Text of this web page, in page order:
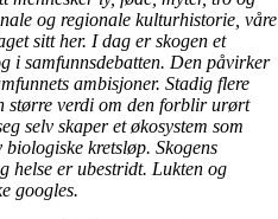
og regionale kulturhistorie, våre
sitt her. I dag er skogen et
i samfunnsdebatten. Den påvirker
ambisjoner. Stadig flere
større verdi om den forblir urørt
selv skaper et økosystem som
kretsløp. Skogens
helse er ubestridt. Lukten og
googles.